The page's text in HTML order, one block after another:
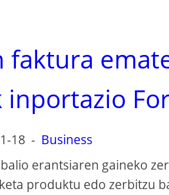
faktura
inportazio
18 - Business
erantsiaren gaineko
produktu edo zerbitzu